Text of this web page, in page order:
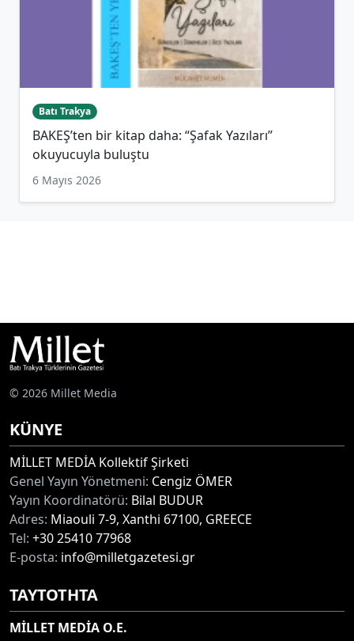
Batı Trakya
BAKEŞ’ten bir kitap daha: “Şafak Yazıları”
okuyucuyla buluştu
6 Mayıs 2026
© 2026 Millet Media
KÜNYE
MİLLET MEDİA Kollektif Şirketi
Genel Yayın Yönetmeni: Cengiz ÖMER
Yayın Koordinatörü: Bilal BUDUR
Adres: Miaouli 7-9, Xanthi 67100, GREECE
Tel: +30 25410 77968
E-posta: info@milletgazetesi.gr
ΤΑΥΤΟΤΗΤΑ
MİLLET MEDİA O.E.